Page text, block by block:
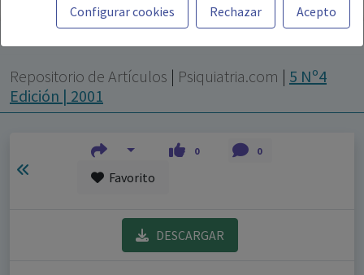
tanto, dirigida a profesionales sanitarios legalmente
facultados para prescribir o dispensar medicamentos
con ejercicio profesional. La información técnica de los
fármacos se facilita a título meramente informativo,
siendo responsabilidad de los profesionales
facultados prescribir medicamentos y decidir, en cada
caso concreto, el tratamiento más adecuado a las
necesidades del paciente.
Configurar cookies Rechazar Acepto
Repositorio de Artículos | Psiquiatria.com | 5 Nº4
Edición | 2001
0 0
Favorito
DESCARGAR